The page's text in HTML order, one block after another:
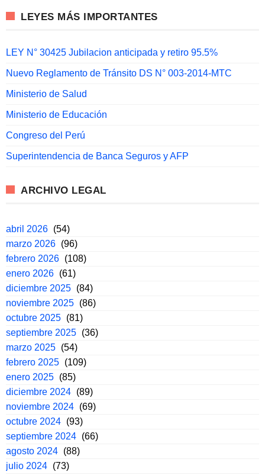
LEYES MÁS IMPORTANTES
LEY N° 30425 Jubilacion anticipada y retiro 95.5%
Nuevo Reglamento de Tránsito DS N° 003-2014-MTC
Ministerio de Salud
Ministerio de Educación
Congreso del Perú
Superintendencia de Banca Seguros y AFP
ARCHIVO LEGAL
abril 2026 (54)
marzo 2026 (96)
febrero 2026 (108)
enero 2026 (61)
diciembre 2025 (84)
noviembre 2025 (86)
octubre 2025 (81)
septiembre 2025 (36)
marzo 2025 (54)
febrero 2025 (109)
enero 2025 (85)
diciembre 2024 (89)
noviembre 2024 (69)
octubre 2024 (93)
septiembre 2024 (66)
agosto 2024 (88)
julio 2024 (73)